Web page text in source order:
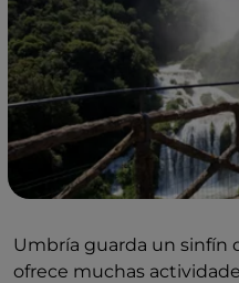
Umbría guarda un sinfín
ofrece muchas